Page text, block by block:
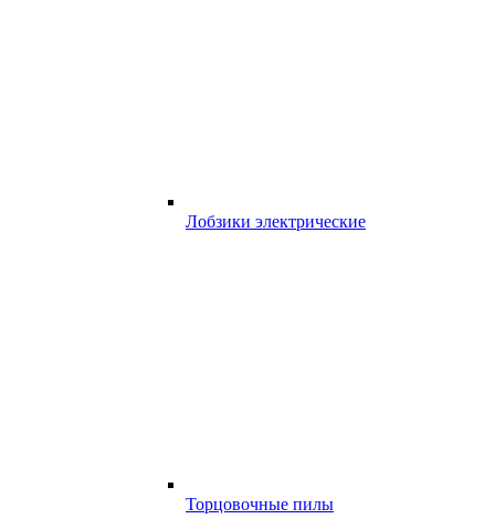
Лобзики электрические
Торцовочные пилы